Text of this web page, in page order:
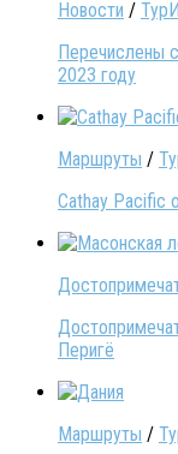
Новости /
Перечислены
2023 году
Маршруты /
Cathay Pacific
Перигё
Маршруты /